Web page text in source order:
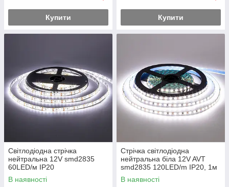
Купити Купити
Світлодіодна стрічка
нейтральна 12V smd2835
60LED/м IP20
В наявності
Стрічка світлодіодна
нейтральна біла 12V AVT
smd2835 120LED/m IP20, 1м
В наявності